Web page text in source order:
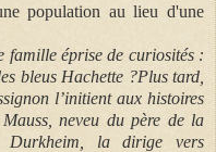
population au lieu d'une
éprise de curiosités :
bleus Hachette ?Plus tard,
l’initient aux histoires
neveu du père de la
Durkheim, la dirige vers